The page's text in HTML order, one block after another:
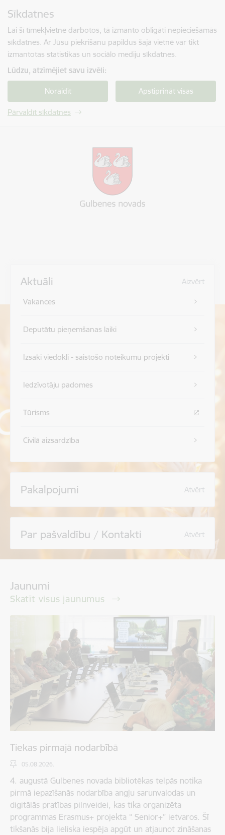
Sīkdatnes
Lai šī tīmekļvietne darbotos, tā izmanto obligāti nepieciešamās
sīkdatnes. Ar Jūsu piekrišanu papildus šajā vietnē var tikt
izmantotas statistikas un sociālo mediju sīkdatnes.
Lūdzu, atzīmējiet savu izvēli:
Noraidīt Apstiprināt visas
Pārvaldīt sīkdatnes
Aktuāli Aizvērt
Vakances
Deputātu pieņemšanas laiki
Izsaki viedokli - saistošo noteikumu projekti
Iedzīvotāju padomes
Tūrisms
Civilā aizsardzība
Pakalpojumi Atvērt
Par pašvaldību / Kontakti Atvērt
Jaunumi
Skatīt visus jaunumus
Tiekas pirmajā nodarbībā
05.08.2026.
4. augustā Gulbenes novada bibliotēkas telpās notika
pirmā iepazīšanās nodarbība angļu sarunvalodas un
digitālās pratības pilnveidei, kas tika organizēta
programmas Erasmus+ projekta “ Senior+” ietvaros. Šī
tikšanās bija lieliska iespēja apgūt un atjaunot zināšanas